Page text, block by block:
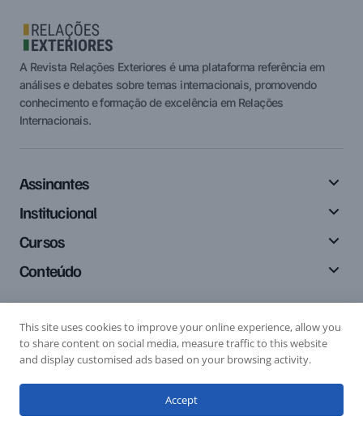
A Revista Relações Exteriores é uma plataforma referência em
análises e debates sobre temas internacionais, promovendo
conhecimento e formação de excelência em Relações
Internacionais.
Assinantes
Institucional
Cursos
Conteúdo
Siga-nos
Submissão de Resenha
© 2024 Relações Exteriores. All Rights Reserved.
This site uses cookies to improve your online experience, allow you
to share content on social media, measure traffic to this website
and display customised ads based on your browsing activity.
Accept